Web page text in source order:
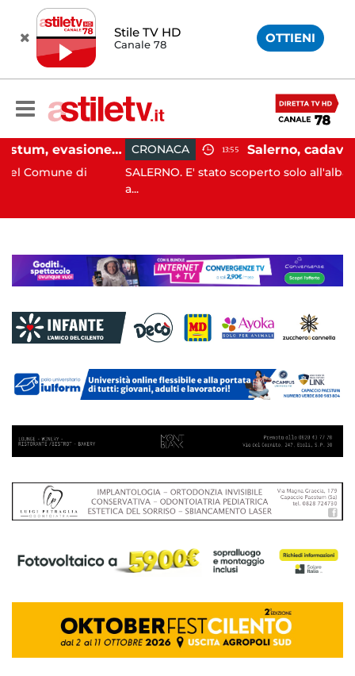
Stile TV HD
Canale 78 OTTIENI
Capaccio Paestum, evasione tassa di soggiorno: scoperte 49 strutture fantasma, elevate 132 sanzioni
di
CRONACA 13:55
SALERNO. E' stato scoperto solo all'alba, ma la sua